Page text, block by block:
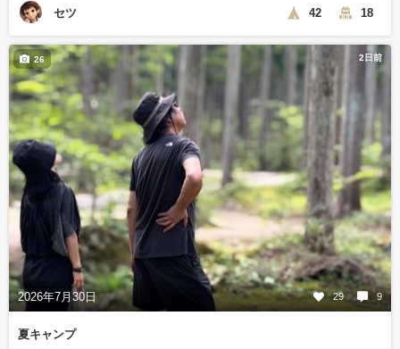
セツ 42 18
2日前
2026年7月30日 29 9
26
夏キャンプ